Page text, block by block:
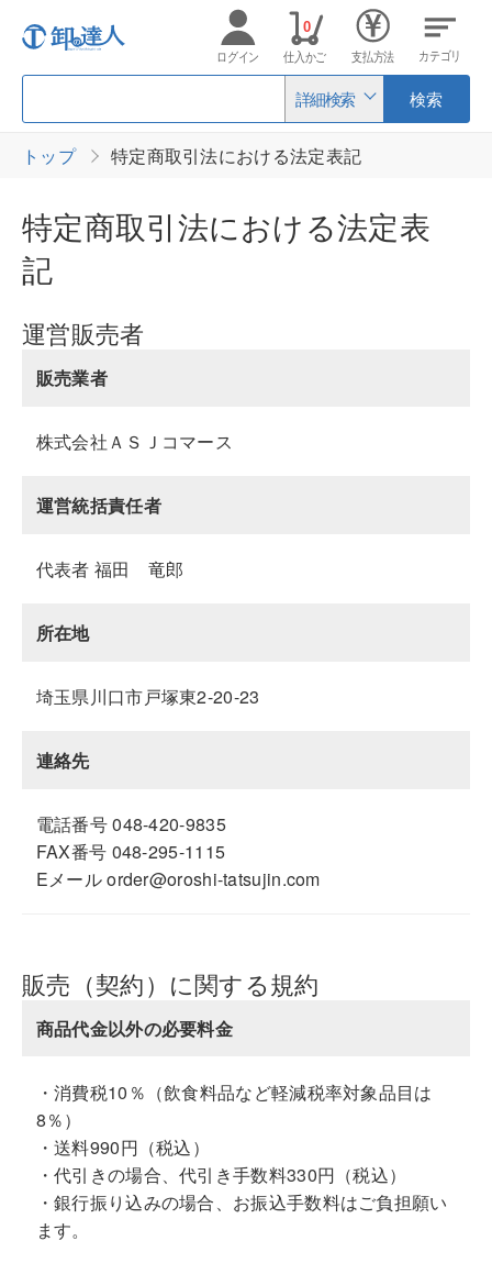
詳細検索 検索
ログイン 仕入かご
0
支払方法 カテゴリ
トップ 特定商取引法における法定表記
特定商取引法における法定表
記
運営販売者
販売業者
株式会社ＡＳＪコマース
運営統括責任者
代表者 福田 竜郎
所在地
埼玉県川口市戸塚東2-20-23
連絡先
電話番号 048-420-9835
FAX番号 048-295-1115
Eメール order@oroshi-tatsujin.com
販売（契約）に関する規約
商品代金以外の必要料金
・消費税10％（飲食料品など軽減税率対象品目は
8％）
・送料990円（税込）
・代引きの場合、代引き手数料330円（税込）
・銀行振り込みの場合、お振込手数料はご負担願い
ます。